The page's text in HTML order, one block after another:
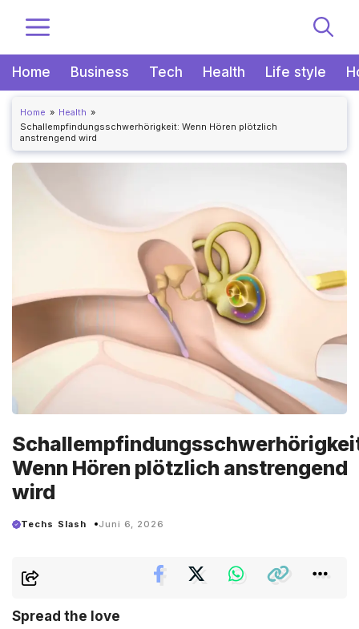
Inhalt
MENÜ
Home Business Tech Health Life style
Home
Health
Schallempfindungsschwerhörigkeit: Wenn Hören plötzlich
anstrengend wird
Wenn Hören plötzlich anstrengend
wird
Techs Slash Juni 6, 2026
Spread the love